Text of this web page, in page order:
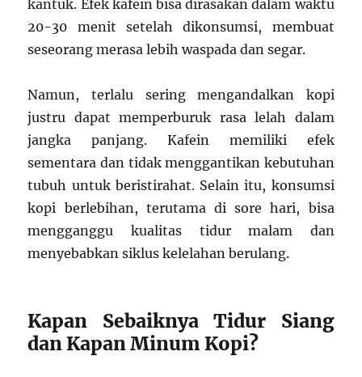
kantuk. Efek kafein bisa dirasakan dalam waktu
20-30 menit setelah dikonsumsi, membuat
seseorang merasa lebih waspada dan segar.
Namun, terlalu sering mengandalkan kopi
justru dapat memperburuk rasa lelah dalam
jangka panjang. Kafein memiliki efek
sementara dan tidak menggantikan kebutuhan
tubuh untuk beristirahat. Selain itu, konsumsi
kopi berlebihan, terutama di sore hari, bisa
mengganggu kualitas tidur malam dan
menyebabkan siklus kelelahan berulang.
Kapan Sebaiknya Tidur Siang
dan Kapan Minum Kopi?